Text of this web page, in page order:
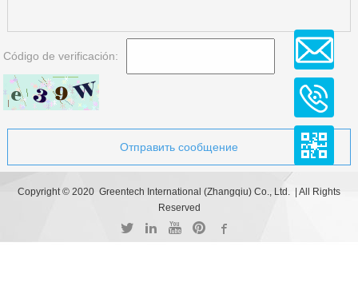
Código de verificación:
Отправить сообщение
Copyright © 2020 Greentech International (Zhangqiu) Co., Ltd. | All Rights
Reserved